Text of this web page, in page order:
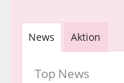
News Aktion
Top News